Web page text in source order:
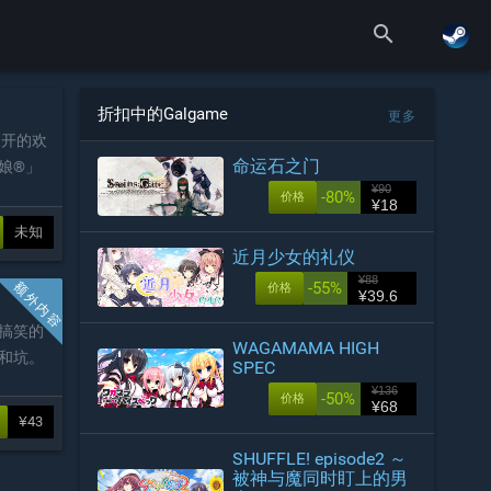
search
的欢
®」
未知
笑的
坑。
¥43
折扣中的Galgame 更多
命运石之门
-80% ¥90
¥18
价格
近月少女的礼仪
-55% ¥88
¥39.6
价格
WAGAMAMA HIGH
SPEC
-50% ¥136
¥68
价格
SHUFFLE! episode2 ～
被神与魔同时盯上的男